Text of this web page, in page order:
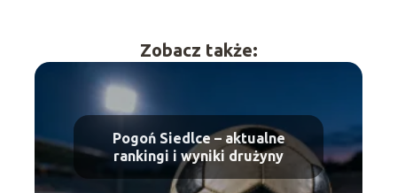
Zobacz także:
Pogoń Siedlce – aktualne
rankingi i wyniki drużyny